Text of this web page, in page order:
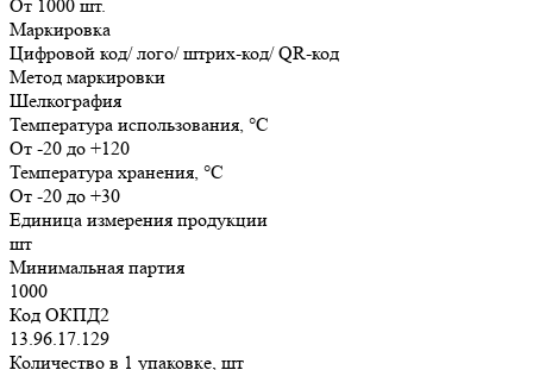
От 1000 шт.
Маркировка
Цифровой код/ лого/ штрих-код/ QR-код
Метод маркировки
Шелкография
Температура использования, °C
От -20 до +120
Температура хранения, °C
От -20 до +30
Единица измерения продукции
шт
Минимальная партия
1000
Код ОКПД2
13.96.17.129
Количество в 1 упаковке, шт